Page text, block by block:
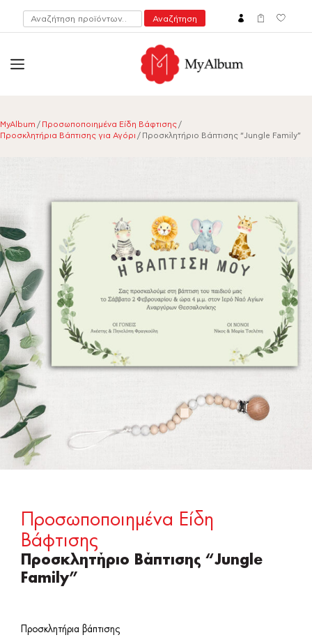
Αναζήτηση
για:
Αναζήτηση
open
MyAlbum / Προσωποποιημένα Είδη Βάφτισης /
Προσκλητήρια Βάπτισης για Αγόρι / Προσκλητήριο Βάπτισης “Jungle Family”
Προσωποποιημένα Είδη
Βάφτισης
Προσκλητήριο Βάπτισης “Jungle
Family”
Προσκλητήρια βάπτισης